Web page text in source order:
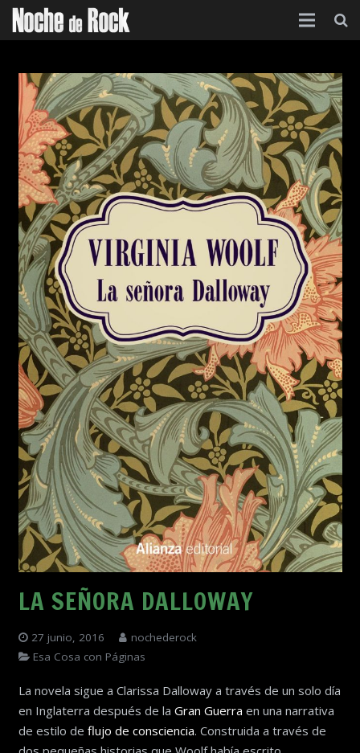
Categorías
Agenda
Foro
Contacto
Acerca de
LA SEÑORA DALLOWAY
27 junio, 2016
nochederock
Esa Cosa con Páginas
La novela sigue a Clarissa Dalloway a través de un solo día
en Inglaterra después de la Gran Guerra en una narrativa
de estilo de flujo de consciencia. Construida a través de